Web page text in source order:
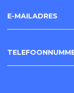
E-MAILADRES